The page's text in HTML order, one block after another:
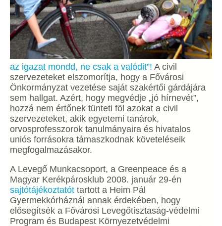
az igazat mondd, ne csak a valódit”! A civil
szervezeteket elszomorítja, hogy a Fővárosi
Önkormányzat vezetése saját szakértői gárdájára
sem hallgat. Azért, hogy megvédje „jó hírnevét”,
hozzá nem értőnek tünteti föl azokat a civil
szervezeteket, akik egyetemi tanárok,
orvosprofesszorok tanulmányaira és hivatalos
uniós forrásokra támaszkodnak követeléseik
megfogalmazásakor.
A Levegő Munkacsoport, a Greenpeace és a
Magyar Kerékpárosklub 2008. január 29-én
sajtótájékoztatót tartott a Heim Pál
Gyermekkórháznál annak érdekében, hogy
elősegítsék a Fővárosi Levegőtisztaság-védelmi
Program és Budapest Környezetvédelmi